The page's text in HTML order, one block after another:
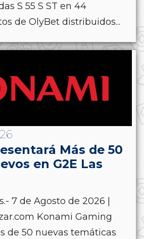
S 55 S ST en 44
de OlyBet distribuidos...
Más de 50
en G2E Las
7 de Agosto de 2026 |
Konami Gaming
de 50 nuevas temáticas